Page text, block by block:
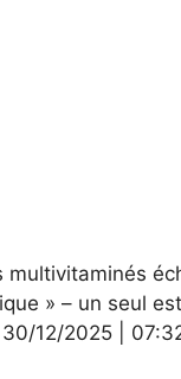
multivitaminés
» – un seul
30/12/2025